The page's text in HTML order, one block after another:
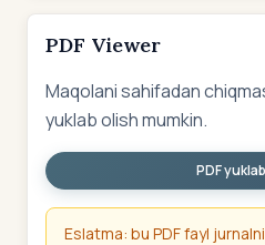
PDF Viewer
Maqolani sahifadan
yuklab olish mumkin.
PDF
Eslatma: bu PDF fayl